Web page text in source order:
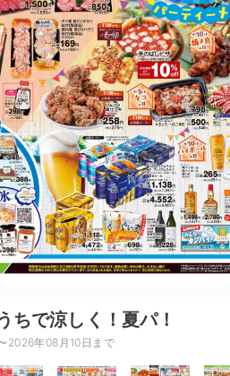
で涼しく！夏パ！
2026年08月10日まで